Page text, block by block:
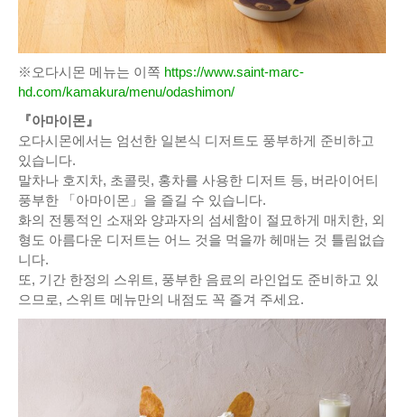
※오다시몬 메뉴는 이쪽 https://www.saint-marc-
hd.com/kamakura/menu/odashimon/
『아마이몬』
오다시몬에서는 엄선한 일본식 디저트도 풍부하게 준비하고
있습니다.
말차나 호지차, 초콜릿, 홍차를 사용한 디저트 등, 버라이어티
풍부한 「아마이몬」을 즐길 수 있습니다.
화의 전통적인 소재와 양과자의 섬세함이 절묘하게 매치한, 외
형도 아름다운 디저트는 어느 것을 먹을까 헤매는 것 틀림없습
니다.
또, 기간 한정의 스위트, 풍부한 음료의 라인업도 준비하고 있
으므로, 스위트 메뉴만의 내점도 꼭 즐겨 주세요.